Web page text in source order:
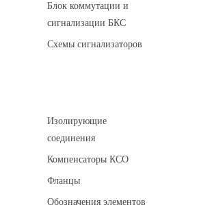
Блок коммутации и
сигнализации БКС
Схемы сигнализаторов
Изолирующие
соединения
Компенсаторы КСО
Фланцы
Обозначения элементов